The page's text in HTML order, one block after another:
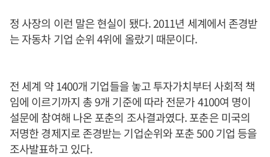
정 사장의 이런 말은 현실이 됐다. 2011년 세계에서 존경받
는 자동차 기업 순위 4위에 올랐기 때문이다.
전 세계 약 1400개 기업들을 놓고 투자가치부터 사회적 책
임에 이르기까지 총 9개 기준에 따라 전문가 4100여 명이
설문에 참여해 나온 포춘의 조사결과였다. 포춘은 미국의
저명한 경제지로 존경받는 기업순위와 포춘 500 기업 등을
조사발표하고 있다.